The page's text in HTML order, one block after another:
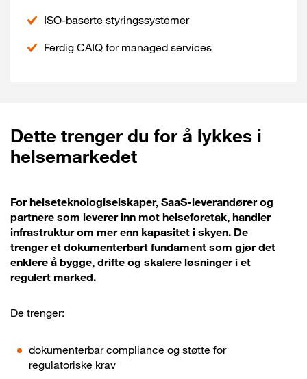
ISO-baserte styringssystemer
Ferdig CAIQ for managed services
Dette trenger du for å lykkes i
helsemarkedet
For helseteknologiselskaper, SaaS-leverandører og
partnere som leverer inn mot helseforetak, handler
infrastruktur om mer enn kapasitet i skyen. De
trenger et dokumenterbart fundament som gjør det
enklere å bygge, drifte og skalere løsninger i et
regulert marked.
De trenger:
dokumenterbar compliance og støtte for
regulatoriske krav